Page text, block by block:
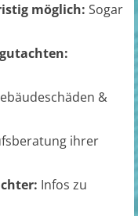
möglich: Sogar
&
ihrer
Infos zu